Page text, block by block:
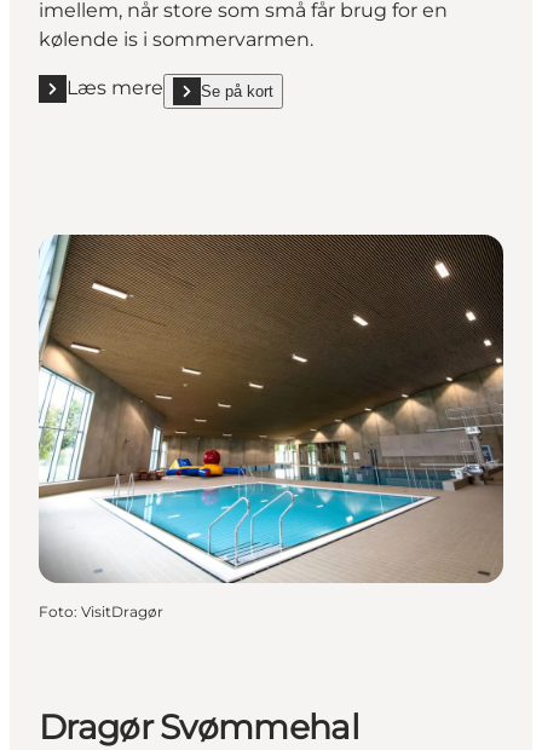
imellem, når store som små får brug for en
kølende is i sommervarmen.
Læs mere
Læs mere "Is i Dragør"
Se på kort
show Is i Dragør on_map
Foto: VisitDragør
Dragør Svømmehal